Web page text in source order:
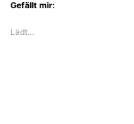
Gefällt mir:
Lädt…